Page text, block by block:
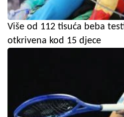
Više od 112 tisuća beba
otkrivena kod 15 djece